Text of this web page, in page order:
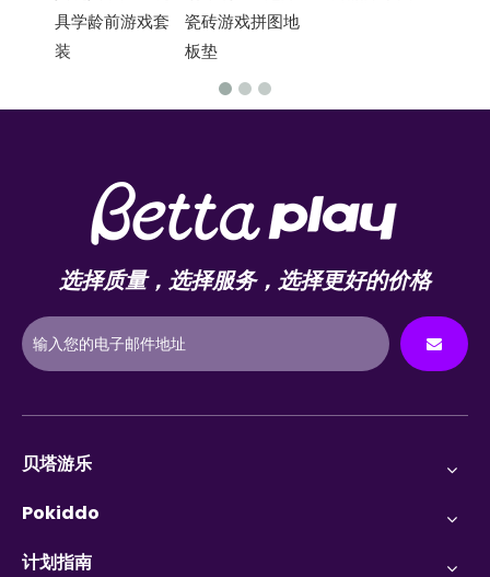
具学龄前游戏套
装
瓷砖游戏拼图地
板垫
选择质量，选择服务，选择更好的价格
贝塔游乐
Pokiddo
计划指南